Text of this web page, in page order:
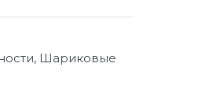
, Шариковые